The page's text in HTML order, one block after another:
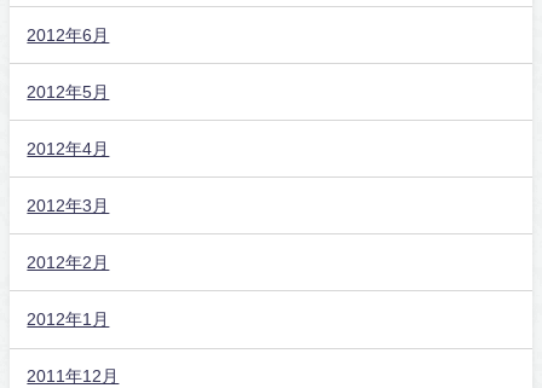
2012年6月
2012年5月
2012年4月
2012年3月
2012年2月
2012年1月
2011年12月